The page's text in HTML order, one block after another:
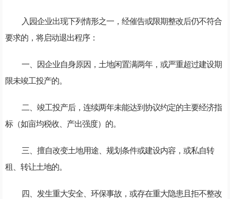
入园企业出现下列情形之一，经催告或限期整改后仍不符合
要求的，将启动退出程序：
一、因企业自身原因，土地闲置满两年，或严重超过建设期
限未竣工投产的。
二、竣工投产后，连续两年未能达到协议约定的主要经济指
标（如亩均税收、产出强度）的。
三、擅自改变土地用途、规划条件或建设内容，或私自转
租、转让土地的。
四、发生重大安全、环保事故，或存在重大隐患且拒不整改